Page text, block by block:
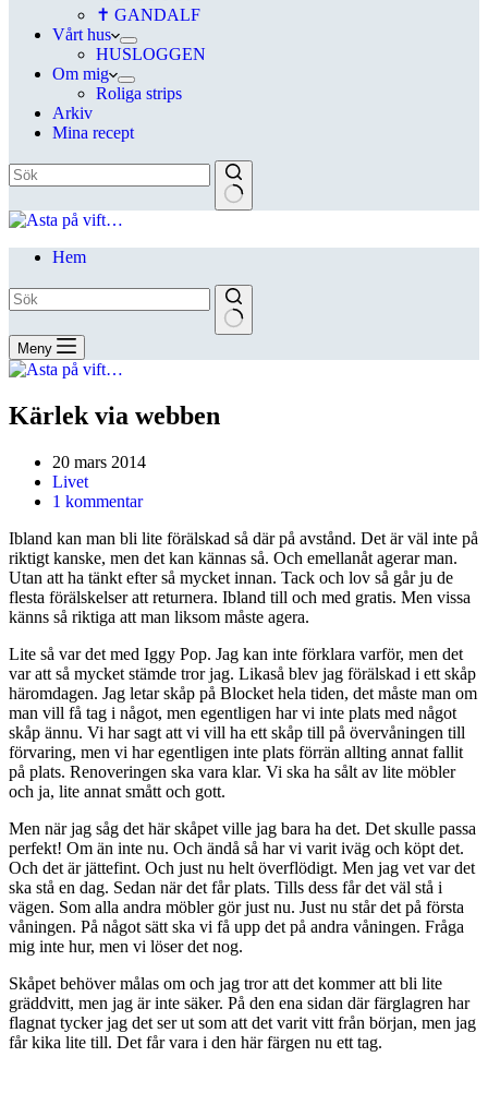
✝ GANDALF
Vårt hus
HUSLOGGEN
Om mig
Roliga strips
Arkiv
Mina recept
Hem
Meny
Kärlek via webben
20 mars 2014
Livet
1 kommentar
Ibland kan man bli lite förälskad så där på avstånd. Det är väl inte på
riktigt kanske, men det kan kännas så. Och emellanåt agerar man.
Utan att ha tänkt efter så mycket innan. Tack och lov så går ju de
flesta förälskelser att returnera. Ibland till och med gratis. Men vissa
känns så riktiga att man liksom måste agera.
Lite så var det med Iggy Pop. Jag kan inte förklara varför, men det
var att så mycket stämde tror jag. Likaså blev jag förälskad i ett skåp
häromdagen. Jag letar skåp på Blocket hela tiden, det måste man om
man vill få tag i något, men egentligen har vi inte plats med något
skåp ännu. Vi har sagt att vi vill ha ett skåp till på övervåningen till
förvaring, men vi har egentligen inte plats förrän allting annat fallit
på plats. Renoveringen ska vara klar. Vi ska ha sålt av lite möbler
och ja, lite annat smått och gott.
Men när jag såg det här skåpet ville jag bara ha det. Det skulle passa
perfekt! Om än inte nu. Och ändå så har vi varit iväg och köpt det.
Och det är jättefint. Och just nu helt överflödigt. Men jag vet var det
ska stå en dag. Sedan när det får plats. Tills dess får det väl stå i
vägen. Som alla andra möbler gör just nu. Just nu står det på första
våningen. På något sätt ska vi få upp det på andra våningen. Fråga
mig inte hur, men vi löser det nog.
Skåpet behöver målas om och jag tror att det kommer att bli lite
gräddvitt, men jag är inte säker. På den ena sidan där färglagren har
flagnat tycker jag det ser ut som att det varit vitt från början, men jag
får kika lite till. Det får vara i den här färgen nu ett tag.